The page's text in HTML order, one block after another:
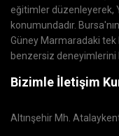
eğitimler düzenleyerek,
konumundadır.
Güney Marmaradaki tek
benzersiz deneyimlerini
Bizimle İletişim
Altınşehir Mh.